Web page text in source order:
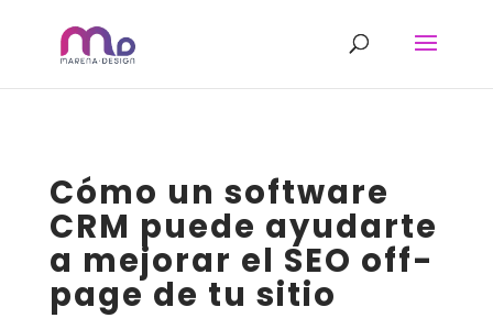
Cómo un software
CRM puede ayudarte
a mejorar el SEO off-
page de tu sitio